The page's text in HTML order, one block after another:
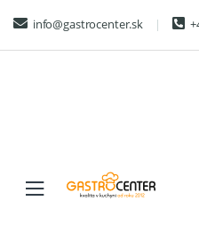
navigation
content
info@gastrocenter.sk